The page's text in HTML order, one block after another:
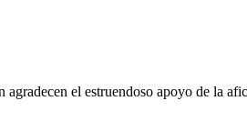
agradecen el estruendoso apoyo de la